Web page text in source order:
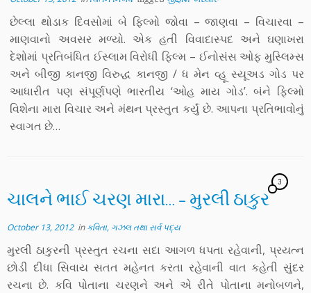
છેલ્લા થોડાક દિવસોમાં બે ફિલ્મો જોવા – જાણવા – વિચારવા –
માણવાનો અવસર મળ્યો. એક હતી વિવાદાસ્પદ અને ઘણાખરા
દેશોમાં પ્રતિબંધિત ઈસ્લામ વિરોધી ફિલ્મ – ઈનોસંસ ઓફ મુસ્લિમ્સ
અને બીજી કાનજી વિરુદ્ધ કાનજી / ધ મેન વ્હૂ સ્યૂઅડ ગોડ પર
આધારીત પણ સંપૂર્ણપણે ભારતીય ‘ઓહ માય ગોડ’. બંને ફિલ્મો
વિશેના મારા વિચાર અને મંથન પ્રસ્તુત કર્યું છે. આપના પ્રતિભાવોનું
સ્વાગત છે…
ચાલને ભાઈ ચરણ મારા… – મુરલી ઠાકુર
3
October 13, 2012inકવિતા, ગઝલ તથા સર્વ પદ્ય
મુરલી ઠાકુરની પ્રસ્તુત રચના સદા આગળ ધપતા રહેવાની, પ્રયત્ન
છોડી દીધા સિવાય સતત મહેનત કરતા રહેવાની વાત કહેતી સુંદર
રચના છે. કવિ પોતાના ચરણને અને એ રીતે પોતાના મનોબળને,